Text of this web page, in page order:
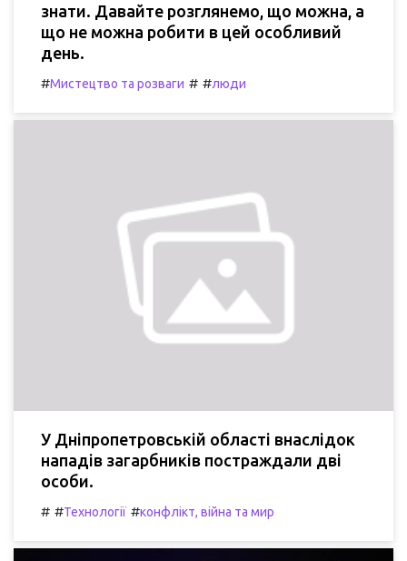
знати. Давайте розглянемо, що можна, а
що не можна робити в цей особливий
день.
#Мистецтво та розваги # #люди
У Дніпропетровській області внаслідок
нападів загарбників постраждали дві
особи.
# #Технології #конфлікт, війна та мир